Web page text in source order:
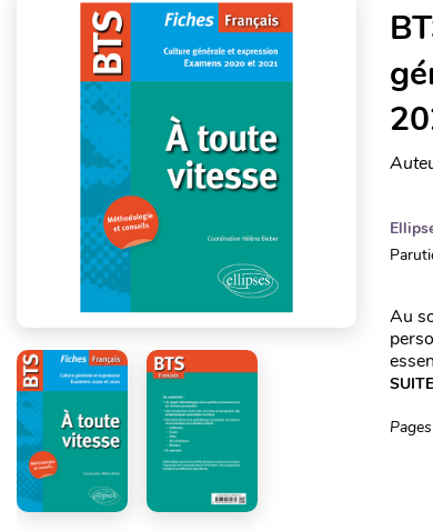
Au
SUITE